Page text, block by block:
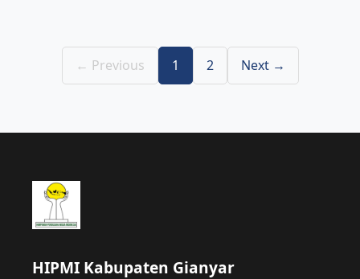
← Previous 1 2 Next →
HIPMI Kabupaten Gianyar